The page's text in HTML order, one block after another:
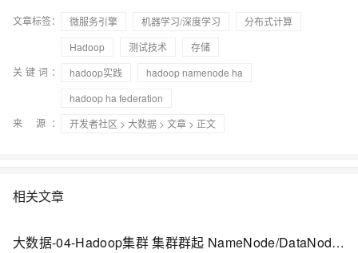
文章标签： 微服务引擎 机器学习/深度学习
分布式计算
Hadoop
测试技术
存储
关键词：
hadoop实践
hadoop namenode ha
hadoop ha federation
来 源：
开发者社区 > 大数据 > 文章 > 正文
相关文章
大数据-04-Hadoop集群 集群群起 NameNode/DataNode启动 3台公网云 ResourceManager Yarn HDFS 集群启动 UI可视化查看 YarnUI（一）